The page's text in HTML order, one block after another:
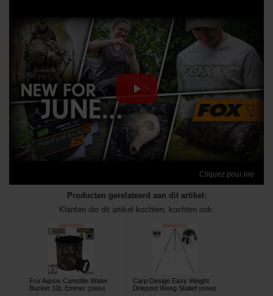
Cliquez pour lire
Producten gerelateerd aan dit artikel:
Klanten die dit artikel kochten, kochten ook:
Fox Aquos Camolite Water
Bucket 10L Emmer [226063]
Carp Design Easy Weight
Driepoot Weeg Statief [205968]